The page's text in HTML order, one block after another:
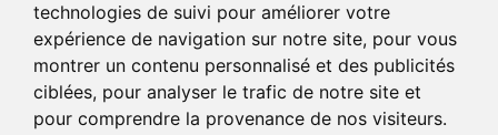
technologies de suivi pour améliorer votre
expérience de navigation sur notre site, pour vous
montrer un contenu personnalisé et des publicités
ciblées, pour analyser le trafic de notre site et
pour comprendre la provenance de nos visiteurs.
CGV
© Madewis 2026 . Tous droits reservés.